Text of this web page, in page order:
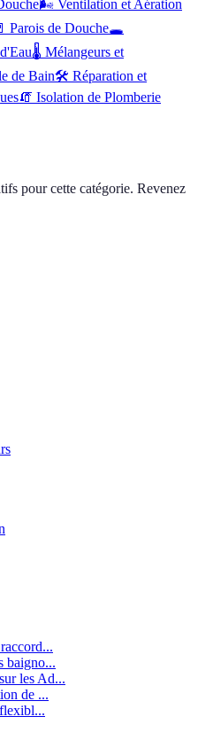
🌬️ Ventilation et Aération
Parois de Douche🕳️
🌡️ Mélangeurs et
de Bain🛠️ Réparation et
🧯 Isolation de Plomberie
pour cette catégorie. Revenez
baigno...
les Ad...
de ...